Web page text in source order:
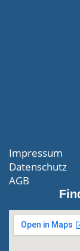
Impressum
Datenschutz
AGB